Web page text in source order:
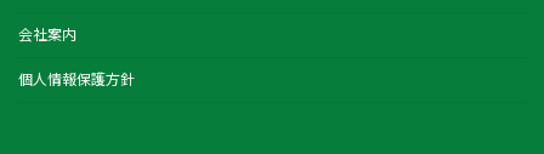
会社案内
個人情報保護方針